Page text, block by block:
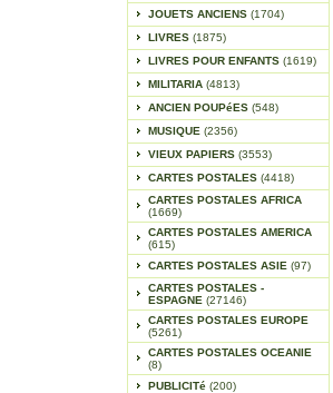
JOUETS ANCIENS (1704)
LIVRES (1875)
LIVRES POUR ENFANTS (1619)
MILITARIA (4813)
ANCIEN POUPéES (548)
MUSIQUE (2356)
VIEUX PAPIERS (3553)
CARTES POSTALES (4418)
CARTES POSTALES AFRICA
(1669)
CARTES POSTALES AMERICA
(615)
CARTES POSTALES ASIE (97)
CARTES POSTALES -
ESPAGNE (27146)
CARTES POSTALES EUROPE
(5261)
CARTES POSTALES OCEANIE
(8)
PUBLICITé (200)